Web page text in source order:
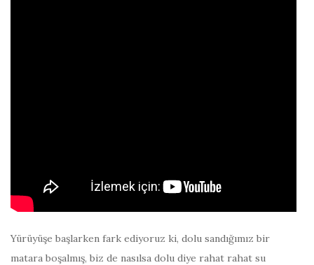
Yürüyüşe başlarken fark ediyoruz ki, dolu sandığımız bir
matara boşalmış, biz de nasılsa dolu diye rahat rahat su